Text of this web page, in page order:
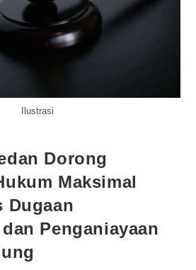
Ilustrasi
Dorong
Maksimal
Dugaan
Penganiayaan